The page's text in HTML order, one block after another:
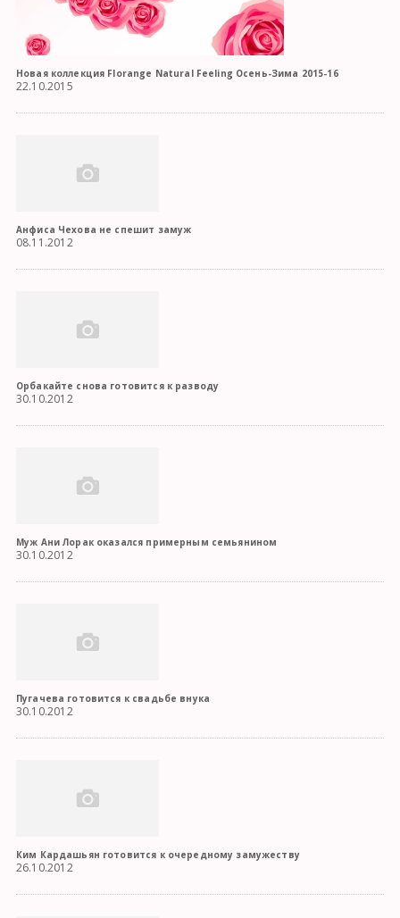
Новая коллекция Florange Natural Feeling Осень-Зима 2015-16
22.10.2015
Анфиса Чехова не спешит замуж
08.11.2012
Орбакайте снова готовится к разводу
30.10.2012
Муж Ани Лорак оказался примерным семьянином
30.10.2012
Пугачева готовится к свадьбе внука
30.10.2012
Ким Кардашьян готовится к очередному замужеству
26.10.2012